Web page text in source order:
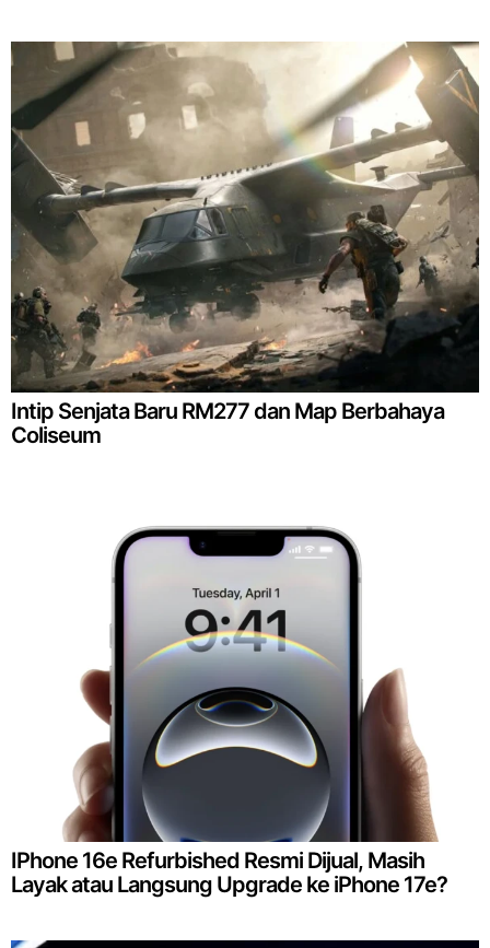
Intip Senjata Baru RM277 dan Map Berbahaya
Coliseum
IPhone 16e Refurbished Resmi Dijual, Masih
Layak atau Langsung Upgrade ke iPhone 17e?